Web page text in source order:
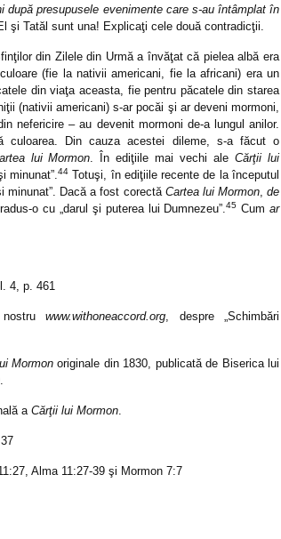
după presupusele evenimente care s-au întâmplat în
şi Tatăl sunt una! Explicaţi cele două contradicţii.
din Zilele din Urmă a învăţat că pielea albă era
(fie la nativii americani, fie la africani) era un
din viaţa aceasta, fie pentru păcatele din starea
(nativii americani) s-ar pocăi şi ar deveni mormoni,
nefericire – au devenit mormoni de-a lungul anilor.
culoarea. Din cauza acestei dileme, s-a făcut o
lui Mormon. În ediţiile mai vechi aleCărţii lui
minunat”.44 Totuşi, în ediţiile recente de la începutul
minunat”. Dacă a fost corectă Cartea lui Mormon,de
o cu „darul şi puterea lui Dumnezeu”.45 Cumar
4, p. 461
nostruwww.withoneaccord.org, despre „Schimbări
Mormonoriginale din 1830, publicată de Biserica lui
a Cărţii lui Mormon.
Alma 11:27-39 şi Mormon 7:7